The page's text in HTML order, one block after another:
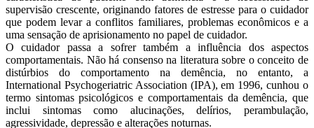
supervisão crescente, originando fatores de estresse para o cuidador
que podem levar a conflitos familiares, problemas econômicos e a
uma sensação de aprisionamento no papel de cuidador.
O cuidador passa a sofrer também a influência dos aspectos
comportamentais. Não há consenso na literatura sobre o conceito de
distúrbios do comportamento na demência, no entanto, a
International Psychogeriatric Association (IPA), em 1996, cunhou o
termo sintomas psicológicos e comportamentais da demência, que
inclui sintomas como alucinações, delírios, perambulação,
agressividade, depressão e alterações noturnas.